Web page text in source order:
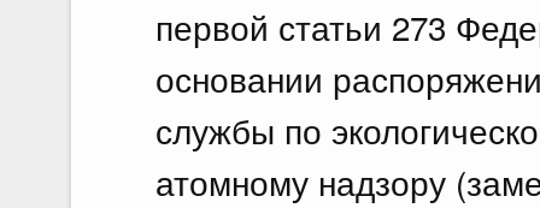
первой статьи 273
основании
службы по
атомному надзору